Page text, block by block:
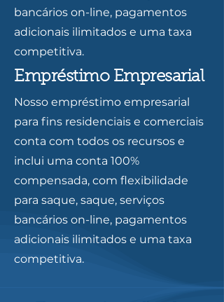
bancários on-line, pagamentos
adicionais ilimitados e uma taxa
competitiva.
Empréstimo Empresarial
Nosso empréstimo empresarial
para fins residenciais e comerciais
conta com todos os recursos e
inclui uma conta 100%
compensada, com flexibilidade
para saque, saque, serviços
bancários on-line, pagamentos
adicionais ilimitados e uma taxa
competitiva.